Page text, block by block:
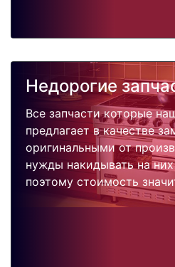
Недорогие
Все запчасти которые
предлагает в качестве
оригинальными от
нужды накидывать на
поэтому стоимость